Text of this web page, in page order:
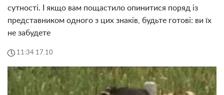
сутності. І якщо вам пощастило опинитися поряд із
представником одного з цих знаків, будьте готові: ви їх
не забудете
11:34 17.10